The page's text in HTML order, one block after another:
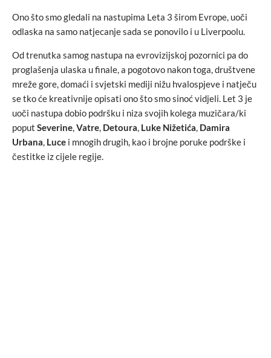
Ono što smo gledali na nastupima Leta 3 širom Evrope, uoči
odlaska na samo natjecanje sada se ponovilo i u Liverpoolu.
Od trenutka samog nastupa na evrovizijskoj pozornici pa do
proglašenja ulaska u finale, a pogotovo nakon toga, društvene
mreže gore, domaći i svjetski mediji nižu hvalospjeve i natječu
se tko će kreativnije opisati ono što smo sinoć vidjeli. Let 3 je
uoči nastupa dobio podršku i niza svojih kolega muzičara/ki
poput Severine,Vatre, Detoura, Luke Nižetića, Damira
Urbana, Luce i mnogih drugih, kao i brojne poruke podrške i
čestitke iz cijele regije.